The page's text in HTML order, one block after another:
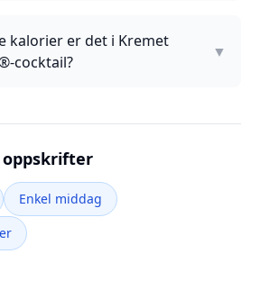
kalorier er det i Kremet
cocktail?
▼
Enkel middag